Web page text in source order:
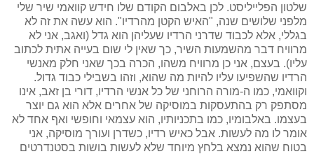
שלטון הפלייליסט. לכן באלבום הקודם שלו חידש קוואמי שיר שלי
מלפני שלושים שנה, "האיש הקטן מהרדיו". הוא עשה את זה לא
בגללי, אלא לכבוד שדרני הרדיו שעליהן הוא גדל (ואגב, אני לא
מרוויח דבר מהשמעות השיר, כך שאין לי שום בעייה אתית לכתוב
עליו). בעצם, אני כן מרוויח משהו, הכרה בכך שאני חלק מאנשי
הרדיו שהשפיעו עליו להיות מה שהוא, וזהו בשבילי כבוד גדול.
וקוואמי, כמו ה-מורה הרוחני של כל אנשי הרדיו, דורי בן זאב, אינו
מסתפק רק בהתעסקות במוסיקה של אחרים אלא הוא גם יוצר
בעצמו. באלבומיו, כמו בתכניותיו, הוא עצמאי וחופשי ואף אחד לא
אומר לו מה לעשות. אבל כאיש רדיו, כשדרן ועורך מוסיקה, אני
בטוח שהוא נמצא בלחץ מיוחד שלא לעשות בושות בסטנדרטים